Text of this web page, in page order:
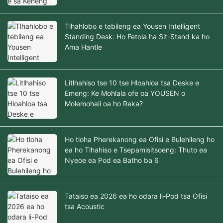
Tlhahlobo e tebileng ea Yousen Intelligent
Standing Desk: Ho Fetola ha Sit-Stand ka ho
Ama Hantle
Litlhahiso tse 10 tse Hloahloa tsa Deske e
Emeng: Ke Mohlala ofe oa YOUSEN o
Molemohali oa ho Reka?
Ho tloha Pherekanong ea Ofisi e Bulehileng ho
ea ho Tlhahiso e Tsepamisitsoeng: Thuto ea
Nyeoe ea Pod ea Batho ba 6
Tataiso ea 2026 ea ho odara li-Pod tsa Ofisi
tsa Acoustic